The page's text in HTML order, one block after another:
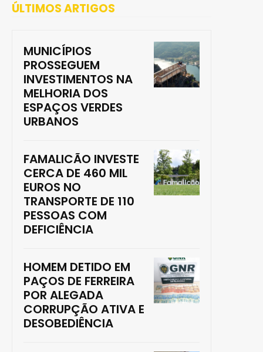
ÚLTIMOS ARTIGOS
MUNICÍPIOS
PROSSEGUEM
INVESTIMENTOS NA
MELHORIA DOS
ESPAÇOS VERDES
URBANOS
FAMALICÃO INVESTE
CERCA DE 460 MIL
EUROS NO
TRANSPORTE DE 110
PESSOAS COM
DEFICIÊNCIA
HOMEM DETIDO EM
PAÇOS DE FERREIRA
POR ALEGADA
CORRUPÇÃO ATIVA E
DESOBEDIÊNCIA